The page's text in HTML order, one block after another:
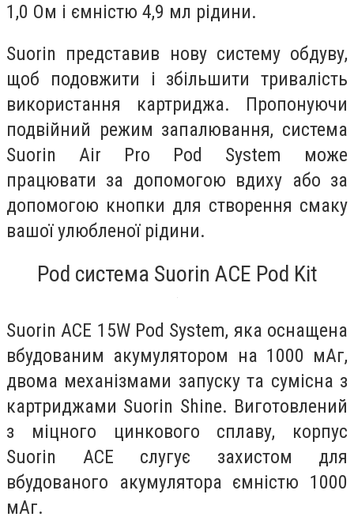
1,0 Ом і ємністю 4,9 мл рідини.
Suorin представив нову систему обдуву,
щоб подовжити і збільшити тривалість
використання картриджа. Пропонуючи
подвійний режим запалювання, система
Suorin Air Pro Pod System може
працювати за допомогою вдиху або за
допомогою кнопки для створення смаку
вашої улюбленої рідини.
Pod система Suorin ACE Pod Kit
Suorin ACE 15W Pod System, яка оснащена
вбудованим акумулятором на 1000 мАг,
двома механізмами запуску та сумісна з
картриджами Suorin Shine. Виготовлений
з міцного цинкового сплаву, корпус
Suorin ACE слугує захистом для
вбудованого акумулятора ємністю 1000
мАг.